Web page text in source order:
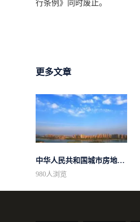
行条例》同时废止。
更多文章
中华人民共和国城市房地产管理法
980人浏览